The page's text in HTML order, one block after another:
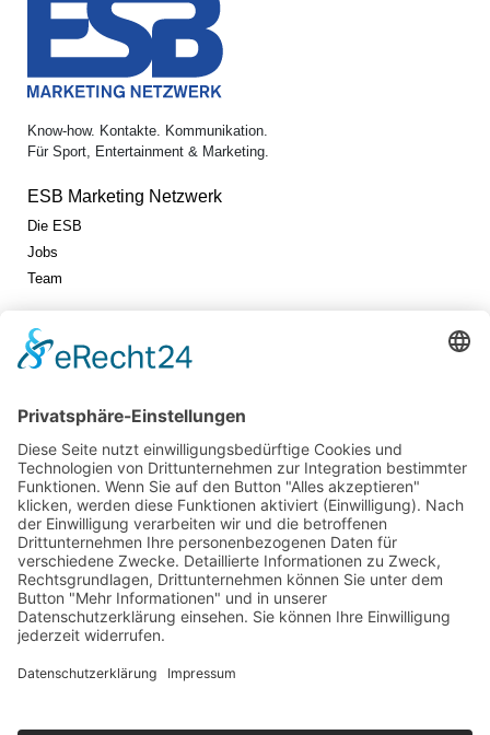
Know-how. Kontakte. Kommunikation.
Für Sport, Entertainment & Marketing.
ESB Marketing Netzwerk
Die ESB
Jobs
Team
Jetzt vernetzen!
Die ESB auf LinkedIn
Newsletter abonnieren
Events
360° ENTERTAINMENT
eps ARENA SUMMIT
FANCOMMERCE FORUM
MARKENFESTIVAL
Markenforum
SCHWEIZER MARKENKONGRESS